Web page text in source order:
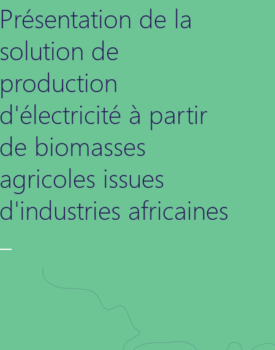
Présentation de la
solution de
production
d'électricité à partir
de biomasses
agricoles issues
d'industries africaines